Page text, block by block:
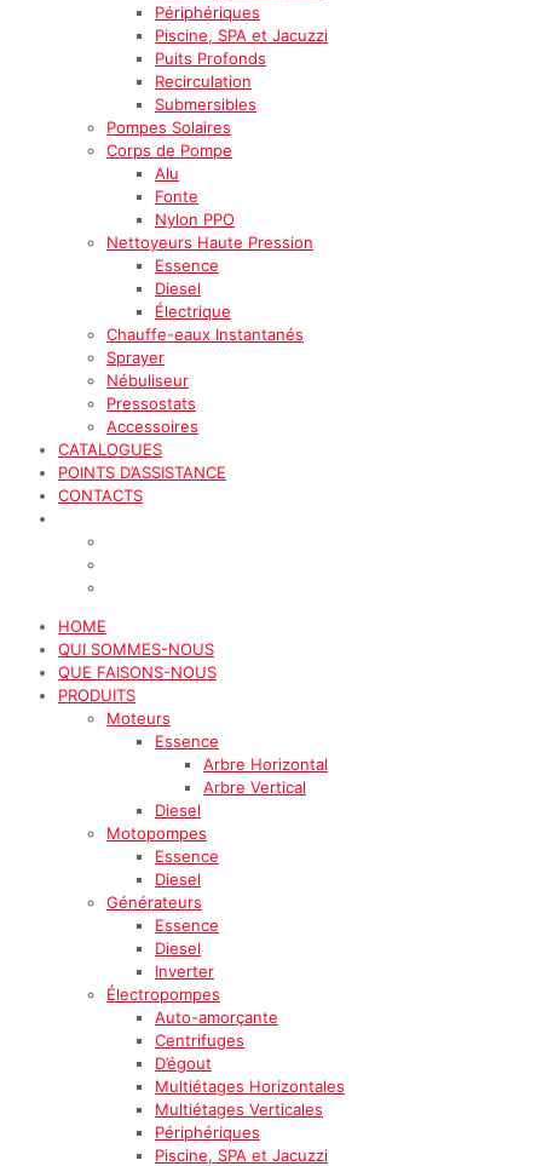
Périphériques
Piscine, SPA et Jacuzzi
Puits Profonds
Recirculation
Submersibles
Pompes Solaires
Corps de Pompe
Alu
Fonte
Nylon PPO
Nettoyeurs Haute Pression
Essence
Diesel
Électrique
Chauffe-eaux Instantanés
Sprayer
Nébuliseur
Pressostats
Accessoires
CATALOGUES
POINTS D’ASSISTANCE
CONTACTS
HOME
QUI SOMMES-NOUS
QUE FAISONS-NOUS
PRODUITS
Moteurs
Essence
Arbre Horizontal
Arbre Vertical
Diesel
Motopompes
Essence
Diesel
Générateurs
Essence
Diesel
Inverter
Électropompes
Auto-amorçante
Centrifuges
D’égout
Multiétages Horizontales
Multiétages Verticales
Périphériques
Piscine, SPA et Jacuzzi